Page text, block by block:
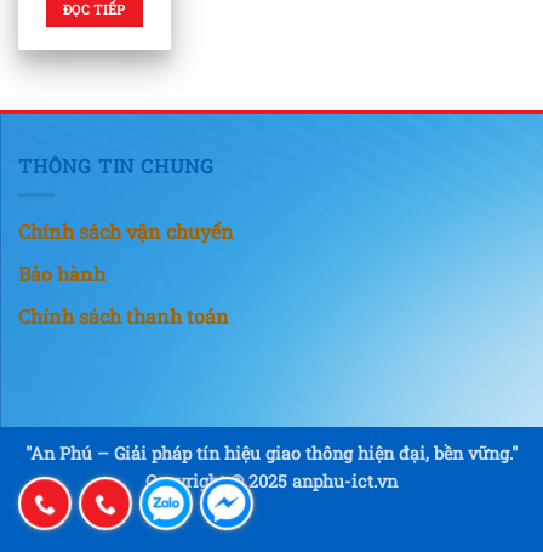
ĐỌC TIẾP
THÔNG TIN CHUNG
Chính sách vận chuyển
Bảo hành
Chính sách thanh toán
"An Phú – Giải pháp tín hiệu giao thông hiện đại, bền vững."
Copyright © 2025 anphu-ict.vn